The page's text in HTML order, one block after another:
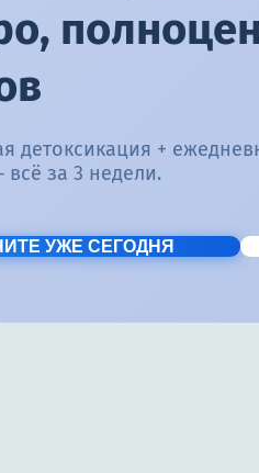
детоксикация +
всё за 3 недели.
УЖЕ СЕГОДНЯ